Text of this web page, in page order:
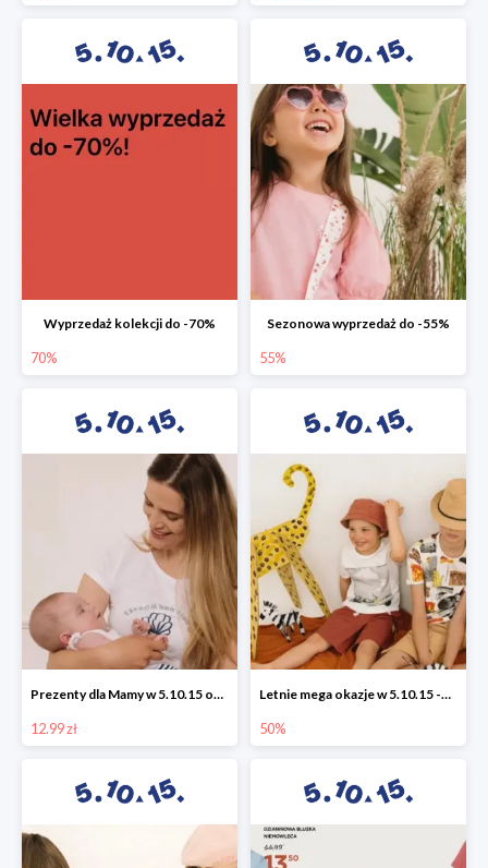
Wyprzedaż kolekcji do -70%
70%
Sezonowa wyprzedaż do -55%
55%
Prezenty dla Mamy w 5.10.15 od 12,99 zł
12.99 zł
Letnie mega okazje w 5.10.15 -50%
50%